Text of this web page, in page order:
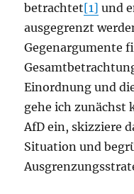
betrachtet[1] und
ausgegrenzt
Gegenargumente
Einordnung und
gehe ich zunächst
AfD ein, skizziere
Situation und